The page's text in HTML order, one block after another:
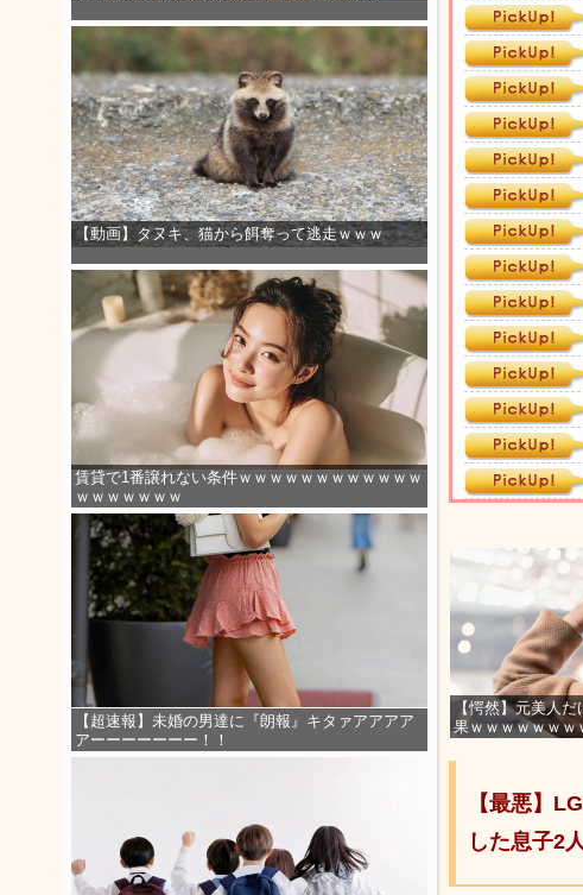
【動画】タヌキ、猫から餌奪って逃走ｗｗｗ
賃貸で1番譲れない条件ｗｗｗｗｗｗｗｗｗｗｗｗ
ｗｗｗｗｗｗｗ
【超速報】未婚の男達に『朗報』キタァアアアア
アーーーーーーー！！
【愕然】元美人
果ｗｗｗｗｗｗｗ
【最悪】
した息子2